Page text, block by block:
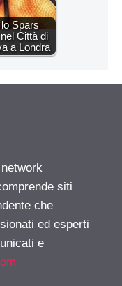
Spars
Città di
a Londra
siti
che
ed esperti
e